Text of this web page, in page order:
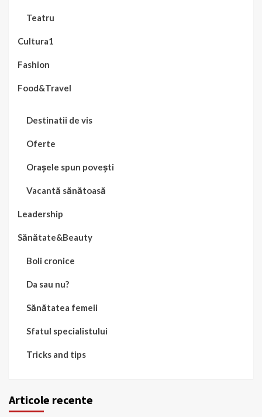
Teatru
Cultura1
Fashion
Food&Travel
Destinatii de vis
Oferte
Orașele spun povești
Vacantă sănătoasă
Leadership
Sănătate&Beauty
Boli cronice
Da sau nu?
Sănătatea femeii
Sfatul specialistului
Tricks and tips
Articole recente